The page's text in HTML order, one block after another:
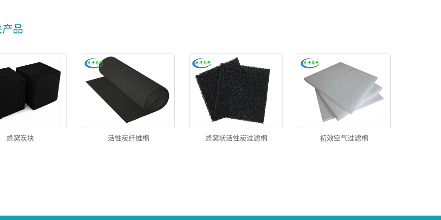
品
蜂窝炭块 活性炭纤维棉 蜂窝状活性炭过滤棉 初效空气过滤棉